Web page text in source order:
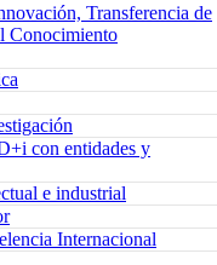
Transferencia de
Conocimiento
con entidades y
e industrial
Internacional